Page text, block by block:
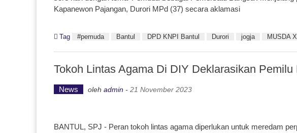
Kapanewon Pajangan, Durori MPd (37) secara aklamasi
Tag #pemuda Bantul DPD KNPI Bantul Durori jogja MUSDA X
Tokoh Lintas Agama Di DIY Deklarasikan Pemilu
News oleh admin - 21 November 2023
BANTUL, SPJ - Peran tokoh lintas agama diperlukan untuk meredam